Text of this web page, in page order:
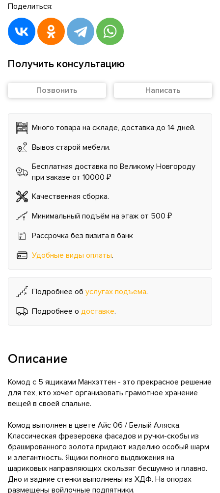
Поделиться:
Получить консультацию
Позвонить Написать
Много товара на складе, доставка до 14 дней.
Вывоз старой мебели.
Бесплатная доставка по Великому Новгороду
при заказе от 10000 ₽
Качественная сборка.
Минимальный подъём на этаж от 500 ₽
Рассрочка без визита в банк
Удобные виды оплаты.
Подробнее об услугах подъема.
Подробнее о доставке.
Описание
Комод с 5 ящиками Манхэттен - это прекрасное решение
для тех, кто хочет организовать грамотное хранение
вещей в своей спальне.
Комод выполнен в цвете Айс 06 / Белый Аляска.
Классическая фрезеровка фасадов и ручки-скобы из
брашированного золота придают изделию особый шарм
и элегантность. Ящики полного выдвижения на
шариковых направляющих скользят бесшумно и плавно.
Дно и задние стенки выполнены из ХДФ. На опорах
размещены войлочные подпятники.